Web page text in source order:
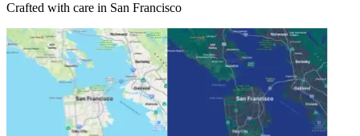
Crafted with care in San Francisco